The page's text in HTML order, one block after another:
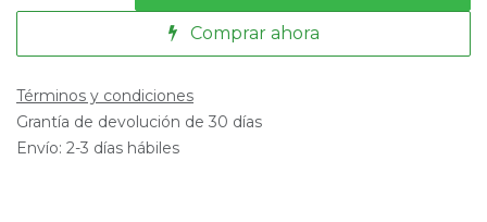
Comprar ahora
Términos y condiciones
Grantía de devolución de 30 días
Envío: 2-3 días hábiles